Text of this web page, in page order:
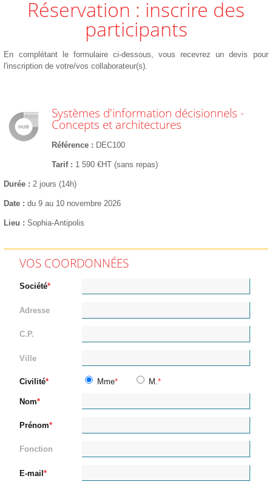
Réservation : inscrire des
participants
En complétant le formulaire ci-dessous, vous recevrez un devis pour
l'inscription de votre/vos collaborateur(s).
Systèmes d'information décisionnels -
Concepts et architectures
Référence DEC100
Tarif 1 590 €HT (sans repas)
Durée 2 jours (14h)
Date du 9 au 10 novembre 2026
Lieu Sophia-Antipolis
VOS COORDONNÉES
Société
Adresse
C.P.
Ville
Civilité Mme M.
Nom
Prénom
Fonction
E-mail